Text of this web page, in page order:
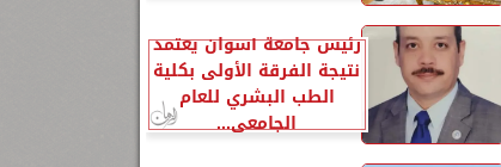
رئيس جامعة أسوان يعتمد
نتيجة الفرقة الأولى بكلية
الطب البشري للعام
الجامعي...